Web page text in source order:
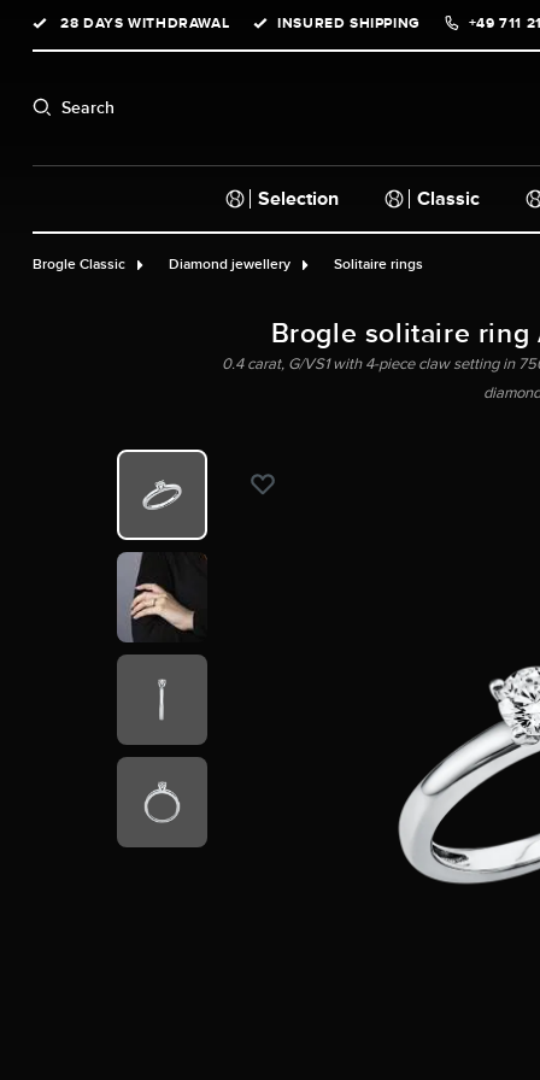
Skip to main navigation
28 DAYS WITHDRAWAL INSURED SHIPPING +49 711
Search
Selection Classic
Brogle Classic Diamond jewellery Solitaire rings
Brogle solitaire ring
0.4 carat, G/VS1 with 4-piece claw setting in